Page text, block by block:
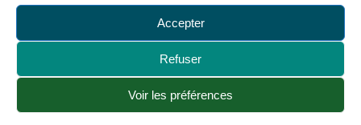
Accepter
Refuser
Voir les préférences